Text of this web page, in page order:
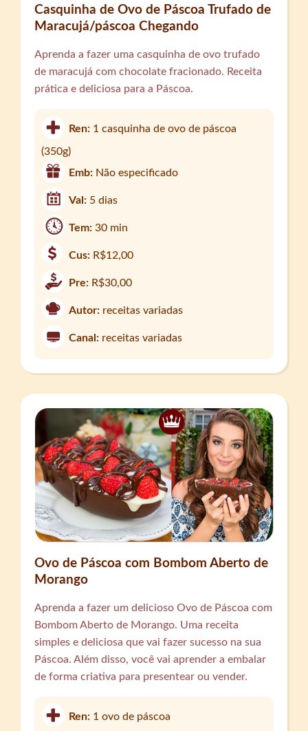
Casquinha de Ovo de Páscoa Trufado de
Maracujá/páscoa Chegando
Aprenda a fazer uma casquinha de ovo trufado
de maracujá com chocolate fracionado. Receita
prática e deliciosa para a Páscoa.
Ren: 1 casquinha de ovo de páscoa
(350g)
Emb: Não especificado
Val: 5 dias
Tem:30 min
Cus: R$12,00
Pre: R$30,00
Autor: receitas variadas
Canal: receitas variadas
Ovo de Páscoa com Bombom Aberto de
Morango
Aprenda a fazer um delicioso Ovo de Páscoa com
Bombom Aberto de Morango. Uma receita
simples e deliciosa que vai fazer sucesso na sua
Páscoa. Além disso, você vai aprender a embalar
de forma criativa para presentear ou vender.
Ren: 1 ovo de páscoa